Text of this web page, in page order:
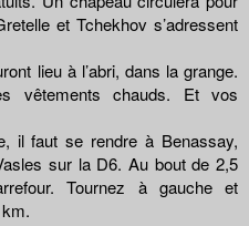
et Tchekhov s’adressent
lieu à l’abri, dans la grange.
vêtements chauds. Et vos
il faut se rendre à Benassay,
sur la D6. Au bout de 2,5
Tournez à gauche et